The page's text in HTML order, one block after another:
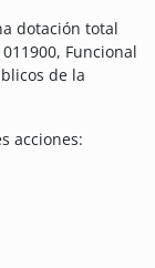
dotación total
Funcional
de la
acciones: